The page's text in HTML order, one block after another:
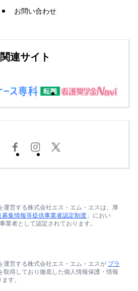
お問い合わせ
関連サイト
運営する株式会社エス・エム・エスは、厚
募集情報等提供事業者認定制度 」におい
業者として認定されております。
運営する株式会社エス・エム・エスが プラ
取得しており徹底した個人情報保護・情報
す。